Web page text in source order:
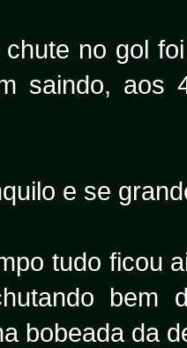
no gol
saindo, aos
e se
tudo ficou
bem
bobeada da